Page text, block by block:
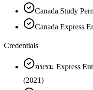
Canada Study
Canada Express
Credentials
อบรม Express
(2021)